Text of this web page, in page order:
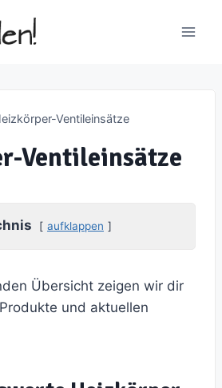
Ventileinsätze
Ventileinsätze
aufklappen
Übersicht zeigen wir dir
und aktuellen